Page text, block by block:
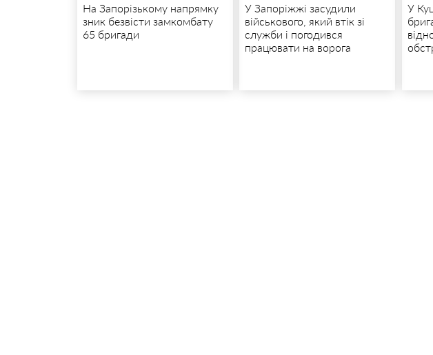
На Запорізькому напрямку
зник безвісти замкомбату
65 бригади
У Запоріжжі засудили
військового, який втік зі
служби і погодився
працювати на ворога
У